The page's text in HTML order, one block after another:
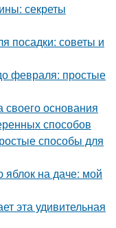
секреты
посадки: советы и
февраля: простые
основания
способов
способы для
на даче: мой
эта удивительная